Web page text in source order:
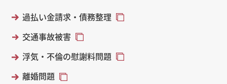
過払い金請求・債務整理
交通事故被害
浮気・不倫の慰謝料問題
離婚問題